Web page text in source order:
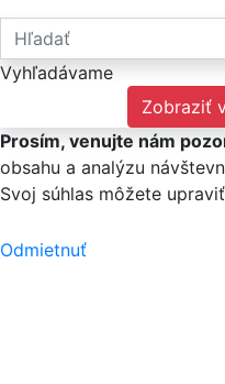
Vyhľadávame
Zobraziť
Prosím, venujte nám
obsahu a analýzu
Svoj súhlas môžete
Odmietnuť